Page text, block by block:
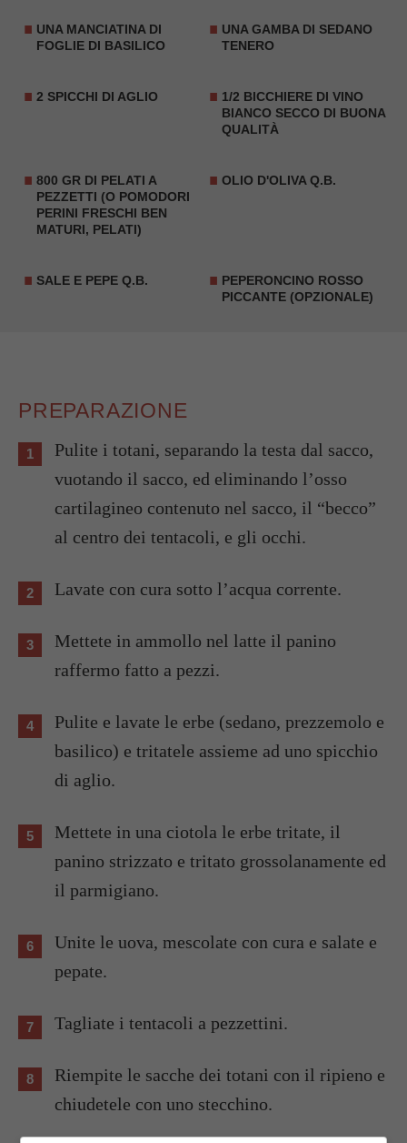
UNA MANCIATINA DI
FOGLIE DI BASILICO
UNA GAMBA DI SEDANO
TENERO
2 SPICCHI DI AGLIO
1/2 BICCHIERE DI VINO
BIANCO SECCO DI BUONA
QUALITÀ
800 GR DI PELATI A
PEZZETTI (O POMODORI
PERINI FRESCHI BEN
MATURI, PELATI)
OLIO D'OLIVA Q.B.
SALE E PEPE Q.B.
PEPERONCINO ROSSO
PICCANTE (OPZIONALE)
PREPARAZIONE
Pulite i totani, separando la testa dal sacco,
vuotando il sacco, ed eliminando l’osso
cartilagineo contenuto nel sacco, il “becco”
al centro dei tentacoli, e gli occhi.
Lavate con cura sotto l’acqua corrente.
Mettete in ammollo nel latte il panino
raffermo fatto a pezzi.
Pulite e lavate le erbe (sedano, prezzemolo e
basilico) e tritatele assieme ad uno spicchio
di aglio.
Mettete in una ciotola le erbe tritate, il
panino strizzato e tritato grossolanamente ed
il parmigiano.
Unite le uova, mescolate con cura e salate e
pepate.
Tagliate i tentacoli a pezzettini.
Riempite le sacche dei totani con il ripieno e
chiudetele con uno stecchino.